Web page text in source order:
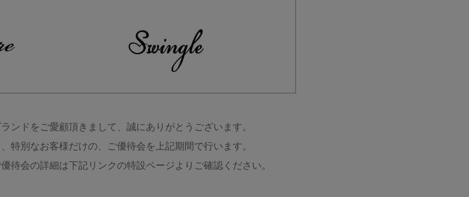
ンドをご愛顧頂きまして、誠にありがとうございます。
特別なお客様だけの、ご優待会を上記期間で行います。
待会の詳細は下記リンクの特設ページよりご確認ください。